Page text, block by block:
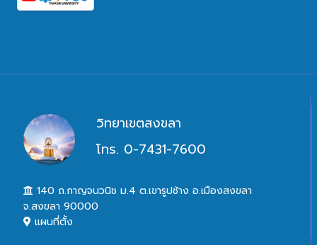
วิทยาเขตสงขลา
โทร. 0-7431-7600
140 ถ.กาญจนวนิช ม.4 ต.เขารูปช้าง อ.เมืองสงขลา
จ.สงขลา 90000
แผนที่ตั้ง